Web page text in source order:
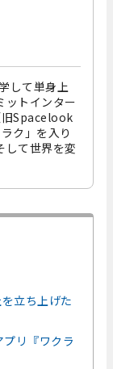
して単身上
ットインター
旧Spacelook
ク」を入り
して世界を変
立ち上げた
プリ『ワクラ